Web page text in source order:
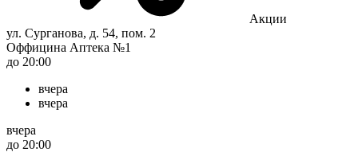
Акции
ул. Сурганова, д. 54, пом. 2
Оффицина Аптека №1
до 20:00
вчера
вчера
вчера
до 20:00